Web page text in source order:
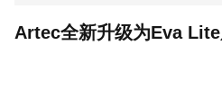
Artec全新升级为Eva